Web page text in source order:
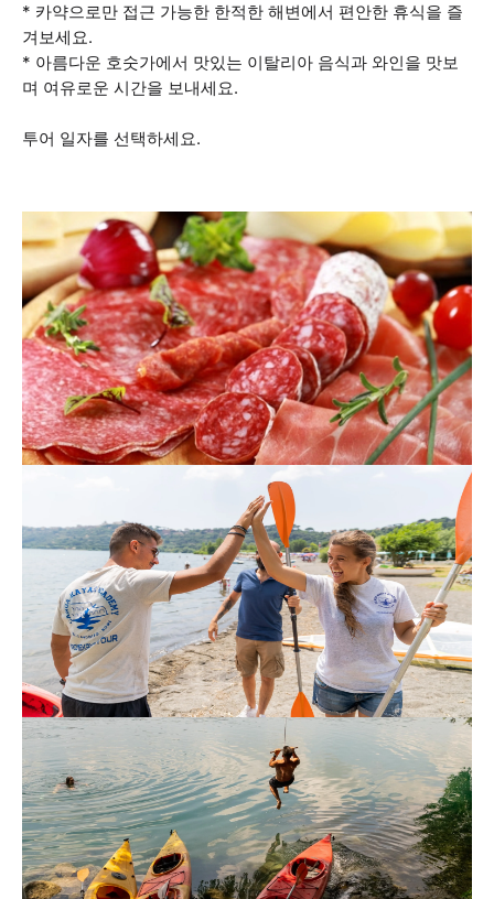
* 카약으로만 접근 가능한 한적한 해변에서 편안한 휴식을 즐
겨보세요.
* 아름다운 호숫가에서 맛있는 이탈리아 음식과 와인을 맛보
며 여유로운 시간을 보내세요.
투어 일자를 선택하세요.